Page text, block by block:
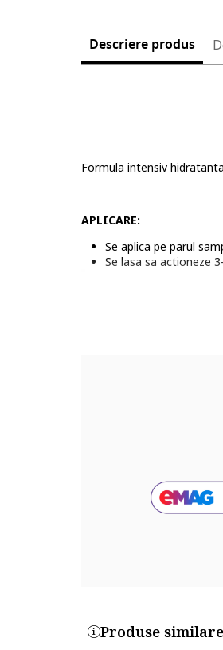
Descriere produs
Formula intensiv
APLICARE:
Se aplica pe parul
Se lasa sa actioneze
Produse similare